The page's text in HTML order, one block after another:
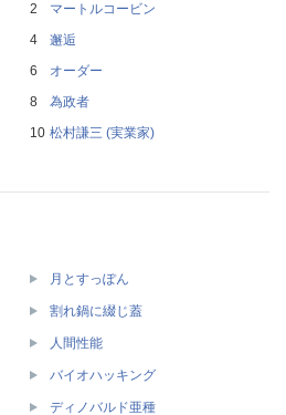
マートルコービン
邂逅
オーダー
為政者
松村謙三 (実業家)
月とすっぽん
割れ鍋に綴じ蓋
人間性能
バイオハッキング
ディノバルド亜種